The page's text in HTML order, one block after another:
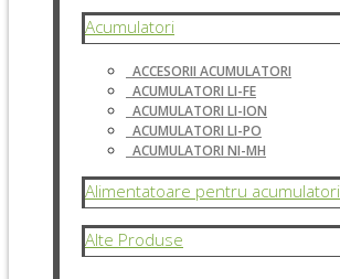
Acumulatori
ACCESORII ACUMULATORI
ACUMULATORI LI-FE
ACUMULATORI LI-ION
ACUMULATORI LI-PO
ACUMULATORI NI-MH
Alimentatoare pentru acumulatori
Alte Produse